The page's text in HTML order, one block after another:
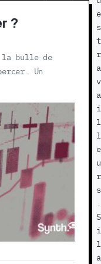
e
u
e
s
r
i
e
u
x
i
è
t
e
e
s
t
r
a
v
a
i
l
l
e
u
r
s
S
i
l
a
?
la bulle de
Un